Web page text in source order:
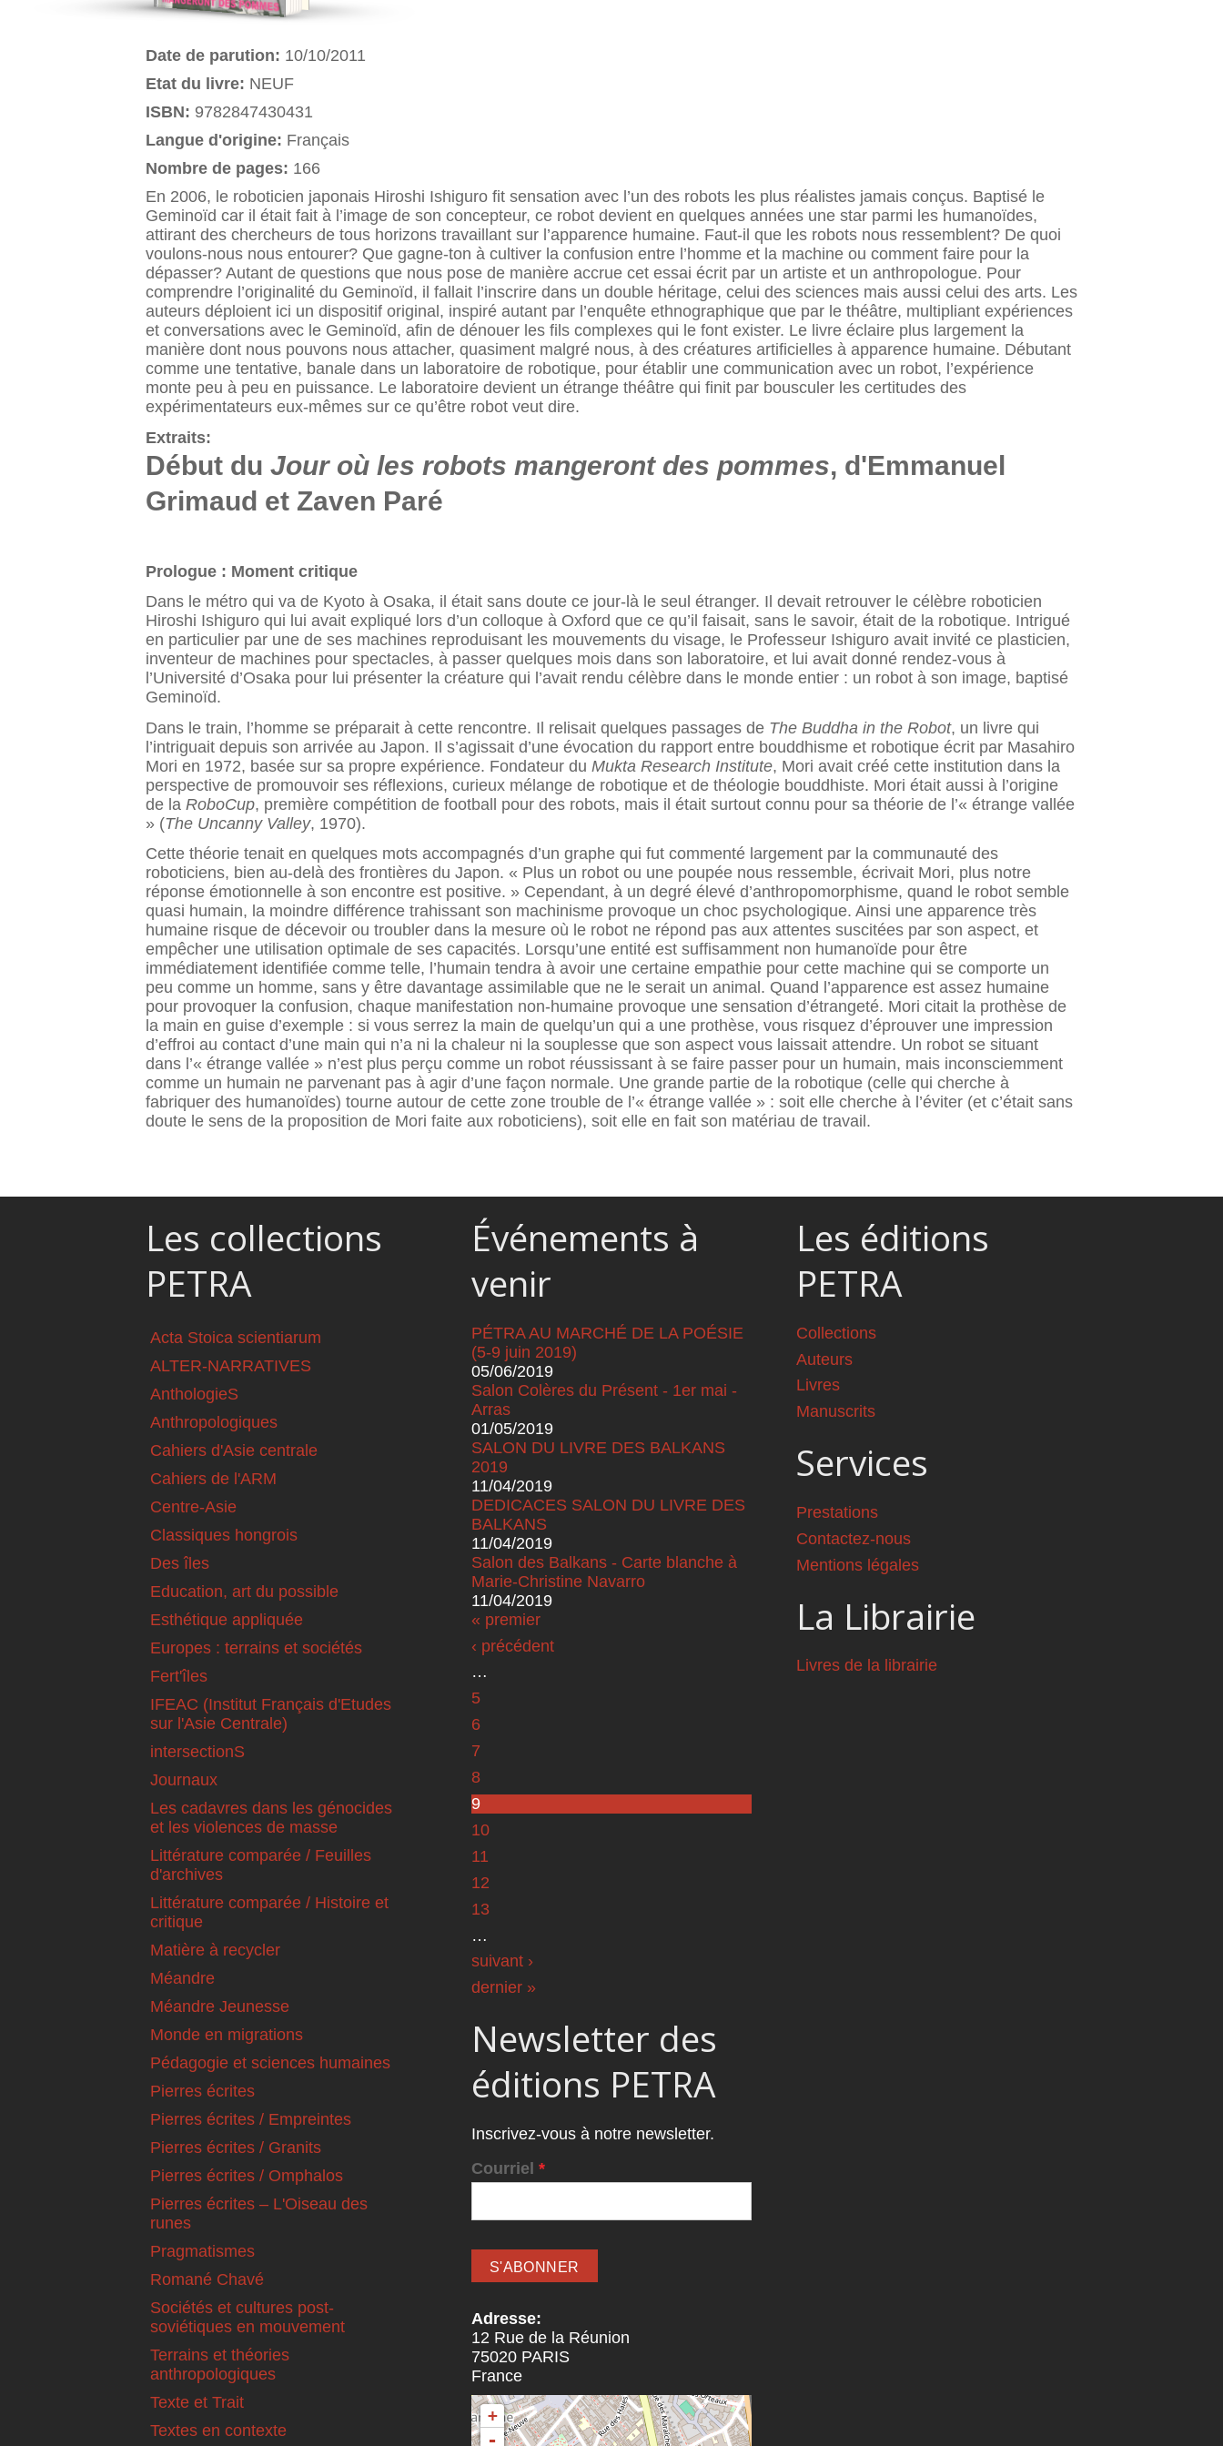
Date de parution: 10/10/2011
Etat du livre: NEUF
ISBN: 9782847430431
Langue d'origine: Français
Nombre de pages: 166
En 2006, le roboticien japonais Hiroshi Ishiguro fit sensation avec l’un des robots les plus réalistes jamais conçus. Baptisé le
Geminoïd car il était fait à l’image de son concepteur, ce robot devient en quelques années une star parmi les humanoïdes,
attirant des chercheurs de tous horizons travaillant sur l’apparence humaine. Faut-il que les robots nous ressemblent? De quoi
voulons-nous nous entourer? Que gagne-ton à cultiver la confusion entre l’homme et la machine ou comment faire pour la
dépasser? Autant de questions que nous pose de manière accrue cet essai écrit par un artiste et un anthropologue. Pour
comprendre l’originalité du Geminoïd, il fallait l’inscrire dans un double héritage, celui des sciences mais aussi celui des arts. Les
auteurs déploient ici un dispositif original, inspiré autant par l’enquête ethnographique que par le théâtre, multipliant expériences
et conversations avec le Geminoïd, afin de dénouer les fils complexes qui le font exister. Le livre éclaire plus largement la
manière dont nous pouvons nous attacher, quasiment malgré nous, à des créatures artificielles à apparence humaine. Débutant
comme une tentative, banale dans un laboratoire de robotique, pour établir une communication avec un robot, l’expérience
monte peu à peu en puissance. Le laboratoire devient un étrange théâtre qui finit par bousculer les certitudes des
expérimentateurs eux-mêmes sur ce qu’être robot veut dire.
Extraits:
Début du Jour où les robots mangeront des pommes, d'Emmanuel
Grimaud et Zaven Paré
Prologue : Moment critique
Dans le métro qui va de Kyoto à Osaka, il était sans doute ce jour-là le seul étranger. Il devait retrouver le célèbre roboticien
Hiroshi Ishiguro qui lui avait expliqué lors d’un colloque à Oxford que ce qu’il faisait, sans le savoir, était de la robotique. Intrigué
en particulier par une de ses machines reproduisant les mouvements du visage, le Professeur Ishiguro avait invité ce plasticien,
inventeur de machines pour spectacles, à passer quelques mois dans son laboratoire, et lui avait donné rendez-vous à
l’Université d’Osaka pour lui présenter la créature qui l’avait rendu célèbre dans le monde entier : un robot à son image, baptisé
Geminoïd.
Dans le train, l’homme se préparait à cette rencontre. Il relisait quelques passages de The Buddha in the Robot, un livre qui
l’intriguait depuis son arrivée au Japon. Il s’agissait d’une évocation du rapport entre bouddhisme et robotique écrit par Masahiro
Mori en 1972, basée sur sa propre expérience. Fondateur du Mukta Research Institute, Mori avait créé cette institution dans la
perspective de promouvoir ses réflexions, curieux mélange de robotique et de théologie bouddhiste. Mori était aussi à l’origine
de la RoboCup, première compétition de football pour des robots, mais il était surtout connu pour sa théorie de l’« étrange vallée
» (The Uncanny Valley, 1970).
Cette théorie tenait en quelques mots accompagnés d’un graphe qui fut commenté largement par la communauté des
roboticiens, bien au-delà des frontières du Japon. « Plus un robot ou une poupée nous ressemble, écrivait Mori, plus notre
réponse émotionnelle à son encontre est positive. » Cependant, à un degré élevé d’anthropomorphisme, quand le robot semble
quasi humain, la moindre différence trahissant son machinisme provoque un choc psychologique. Ainsi une apparence très
humaine risque de décevoir ou troubler dans la mesure où le robot ne répond pas aux attentes suscitées par son aspect, et
empêcher une utilisation optimale de ses capacités. Lorsqu’une entité est suffisamment non humanoïde pour être
immédiatement identifiée comme telle, l’humain tendra à avoir une certaine empathie pour cette machine qui se comporte un
peu comme un homme, sans y être davantage assimilable que ne le serait un animal. Quand l’apparence est assez humaine
pour provoquer la confusion, chaque manifestation non-humaine provoque une sensation d’étrangeté. Mori citait la prothèse de
la main en guise d’exemple : si vous serrez la main de quelqu’un qui a une prothèse, vous risquez d’éprouver une impression
d’effroi au contact d’une main qui n’a ni la chaleur ni la souplesse que son aspect vous laissait attendre. Un robot se situant
dans l’« étrange vallée » n’est plus perçu comme un robot réussissant à se faire passer pour un humain, mais inconsciemment
comme un humain ne parvenant pas à agir d’une façon normale. Une grande partie de la robotique (celle qui cherche à
fabriquer des humanoïdes) tourne autour de cette zone trouble de l’« étrange vallée » : soit elle cherche à l’éviter (et c’était sans
doute le sens de la proposition de Mori faite aux roboticiens), soit elle en fait son matériau de travail.
Les collections
PETRA
Acta Stoica scientiarum
ALTER-NARRATIVES
AnthologieS
Anthropologiques
Cahiers d'Asie centrale
Cahiers de l'ARM
Centre-Asie
Classiques hongrois
Des îles
Education, art du possible
Esthétique appliquée
Europes : terrains et sociétés
Fert'îles
IFEAC (Institut Français d'Etudes
sur l'Asie Centrale)
intersectionS
Journaux
Les cadavres dans les génocides
et les violences de masse
Littérature comparée / Feuilles
d'archives
Littérature comparée / Histoire et
critique
Matière à recycler
Méandre
Méandre Jeunesse
Monde en migrations
Pédagogie et sciences humaines
Pierres écrites
Pierres écrites / Empreintes
Pierres écrites / Granits
Pierres écrites / Omphalos
Pierres écrites – L'Oiseau des
runes
Pragmatismes
Romané Chavé
Sociétés et cultures post-
soviétiques en mouvement
Terrains et théories
anthropologiques
Texte et Trait
Textes en contexte
Événements à
venir
PÉTRA AU MARCHÉ DE LA POÉSIE
(5-9 juin 2019)
05/06/2019
Salon Colères du Présent - 1er mai -
Arras
01/05/2019
SALON DU LIVRE DES BALKANS
2019
11/04/2019
DEDICACES SALON DU LIVRE DES
BALKANS
11/04/2019
Salon des Balkans - Carte blanche à
Marie-Christine Navarro
11/04/2019
Pages
« premier
‹ précédent
…
5
6
7
8
9
10
11
12
13
…
suivant ›
dernier »
Newsletter des
éditions PETRA
Inscrivez-vous à notre newsletter.
Courriel *
Adresse:
12 Rue de la Réunion
75020 PARIS
France
+
-
Les éditions
PETRA
Collections
Auteurs
Livres
Manuscrits
Services
Prestations
Contactez-nous
Mentions légales
La Librairie
Livres de la librairie